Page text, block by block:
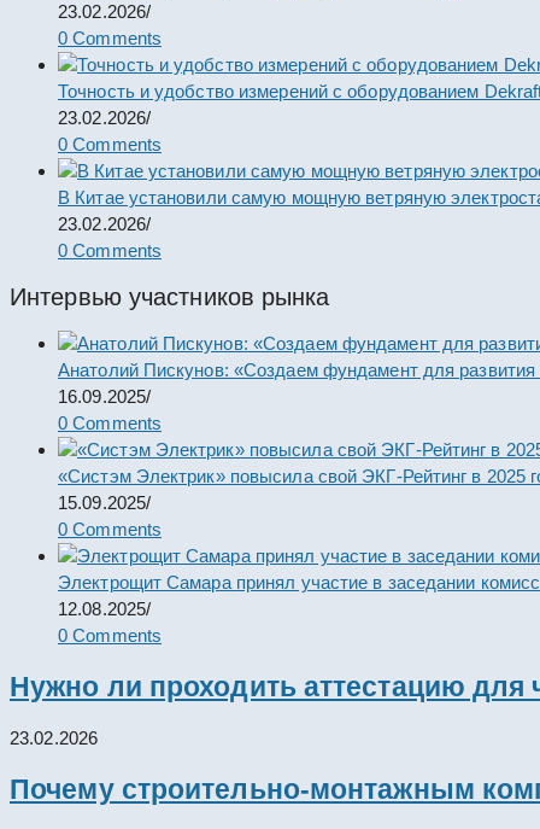
23.02.2026/
0 Comments
Точность и удобство измерений с оборудованием
23.02.2026/
0 Comments
В Китае установили самую мощную ветряную
23.02.2026/
0 Comments
Интервью участников рынка
Анатолий Пискунов: «Создаем фундамент для развития
16.09.2025/
0 Comments
«Систэм Электрик» повысила свой ЭКГ-Рейтинг в 2025
15.09.2025/
0 Comments
Электрощит Самара принял участие в заседании
12.08.2025/
0 Comments
Нужно ли проходить аттестацию для
23.02.2026
Почему строительно-монтажным